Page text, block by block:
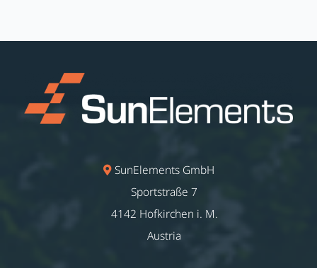
SunElements GmbH
Sportstraße 7
4142 Hofkirchen i. M.
Austria